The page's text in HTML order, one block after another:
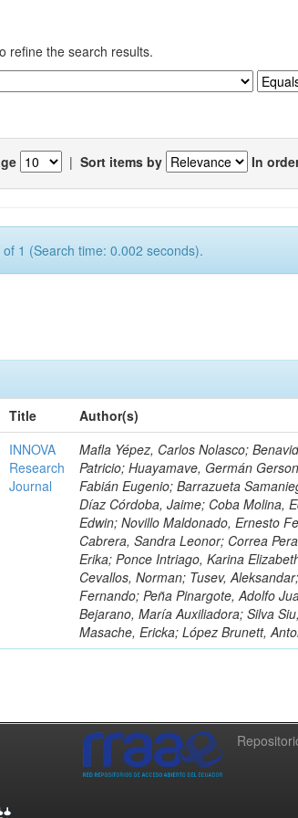
refine the search results.
| Sort items by In
1 (Search time: 0.002 seconds).
Title
Author(s)
INNOVA
Research
Journal
Mafla Yépez, Carlos Nolasco;
Patricio; Huayamave, Germán
Fabián Eugenio; Barrazueta
Díaz Córdoba, Jaime; Coba Molina,
Edwin; Novillo Maldonado, Ernesto
Cabrera, Sandra Leonor; Correa
Erika; Ponce Intriago, Karina
Cevallos, Norman; Tusev,
Fernando; Peña Pinargote, Adolfo
Bejarano, María Auxiliadora; Silva
Masache, Ericka; López Brunett,